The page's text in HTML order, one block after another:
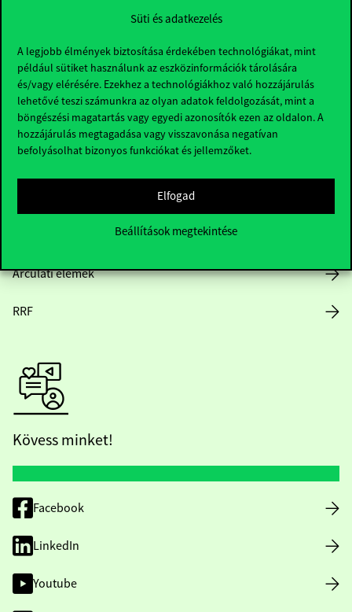
Süti és adatkezelés
A legjobb élmények biztosítása érdekében technológiákat, mint
például sütiket használunk az eszközinformációk tárolására
és/vagy elérésére. Ezekhez a technológiákhoz való hozzájárulás
lehetővé teszi számunkra az olyan adatok feldolgozását, mint a
böngészési magatartás vagy egyedi azonosítók ezen az oldalon. A
hozzájárulás megtagadása vagy visszavonása negatívan
befolyásolhat bizonyos funkciókat és jellemzőket.
Elfogad
Beállítások megtekintése
Hasznos linkek
Nyitvatartás
Házirend
Arculati elemek
RRF
Kövess minket!
Facebook
LinkedIn
Youtube